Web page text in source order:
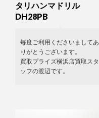
タリハンマドリル
DH28PB
毎度ご利用くださいましてあ
りがとうございます。
買取プライズ横浜店買取スタ
ッフの渡辺です。